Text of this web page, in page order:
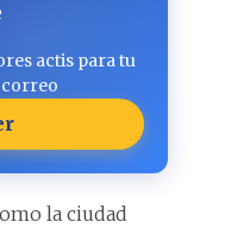
actis para tu
la ciudad